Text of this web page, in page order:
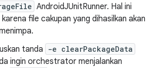
AndroidJUnitRunner. Hal ini
file cakupan yang dihasilkan akan
tanda
-e clearPackageData
ingin orchestrator menjalankan